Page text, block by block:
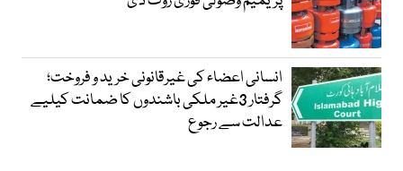
انسانی اعضاء کی غیرقانونی خرید و فروخت؛
گرفتار 3غیر ملکی باشندوں کا ضمانت کیلیے
عدالت سے رجوع